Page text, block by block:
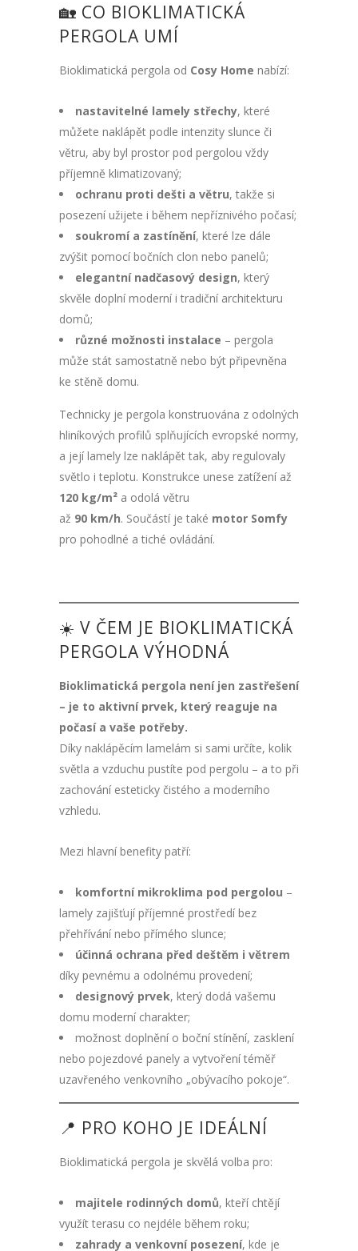
🏡 CO BIOKLIMATICKÁ
PERGOLA UMÍ
Bioklimatická pergola od Cosy Home nabízí:
nastavitelné lamely střechy, které
můžete naklápět podle intenzity slunce či
větru, aby byl prostor pod pergolou vždy
příjemně klimatizovaný;
ochranu proti dešti a větru, takže si
posezení užijete i během nepříznivého počasí;
soukromí a zastínění, které lze dále
zvýšit pomocí bočních clon nebo panelů;
elegantní nadčasový design, který
skvěle doplní moderní i tradiční architekturu
domů;
různé možnosti instalace – pergola
může stát samostatně nebo být připevněna
ke stěně domu.
Technicky je pergola konstruována z odolných
hliníkových profilů splňujících evropské normy,
a její lamely lze naklápět tak, aby regulovaly
světlo i teplotu. Konstrukce unese zatížení až
120 kg/m² a odolá větru
až 90 km/h. Součástí je také motor Somfy
pro pohodlné a tiché ovládání.
☀️ V ČEM JE BIOKLIMATICKÁ
PERGOLA VÝHODNÁ
Bioklimatická pergola není jen zastřešení
– je to aktivní prvek, který reaguje na
počasí a vaše potřeby.
Díky naklápěcím lamelám si sami určíte, kolik
světla a vzduchu pustíte pod pergolu – a to při
zachování esteticky čistého a moderního
vzhledu.
Mezi hlavní benefity patří:
komfortní mikroklima pod pergolou –
lamely zajišťují příjemné prostředí bez
přehřívání nebo přímého slunce;
účinná ochrana před deštěm i větrem
díky pevnému a odolnému provedení;
designový prvek, který dodá vašemu
domu moderní charakter;
možnost doplnění o boční stínění, zasklení
nebo pojezdové panely a vytvoření téměř
uzavřeného venkovního „obývacího pokoje“.
📍 PRO KOHO JE IDEÁLNÍ
Bioklimatická pergola je skvělá volba pro:
majitele rodinných domů, kteří chtějí
využít terasu co nejdéle během roku;
zahrady a venkovní posezení, kde je